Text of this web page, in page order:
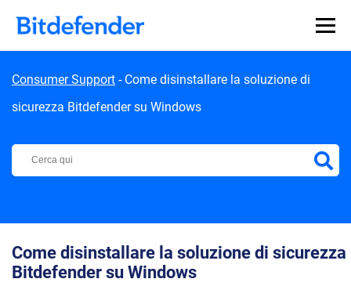
Consumer Support - Come disinstallare la soluzione di
sicurezza Bitdefender su Windows
Centro di Supporto Bitdefender
Come disinstallare la soluzione di sicurezza
Bitdefender su Windows